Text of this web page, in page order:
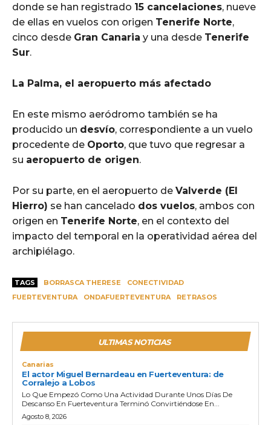
donde se han registrado 15 cancelaciones, nueve
de ellas en vuelos con origen Tenerife Norte,
cinco desde Gran Canaria y una desde Tenerife
Sur.
La Palma, el aeropuerto más afectado
En este mismo aeródromo también se ha
producido un desvío, correspondiente a un vuelo
procedente de Oporto, que tuvo que regresar a
su aeropuerto de origen.
Por su parte, en el aeropuerto de Valverde (El
Hierro) se han cancelado dos vuelos, ambos con
origen en Tenerife Norte, en el contexto del
impacto del temporal en la operatividad aérea del
archipiélago.
TAGS BORRASCA THERESE
CONECTIVIDAD
FUERTEVENTURA
ONDAFUERTEVENTURA RETRASOS
ULTIMAS NOTICIAS
Canarias
El actor Miguel Bernardeau en Fuerteventura: de
Corralejo a Lobos
Lo Que Empezó Como Una Actividad Durante Unos Días De
Descanso En Fuerteventura Terminó Convirtiéndose En...
Agosto 8, 2026